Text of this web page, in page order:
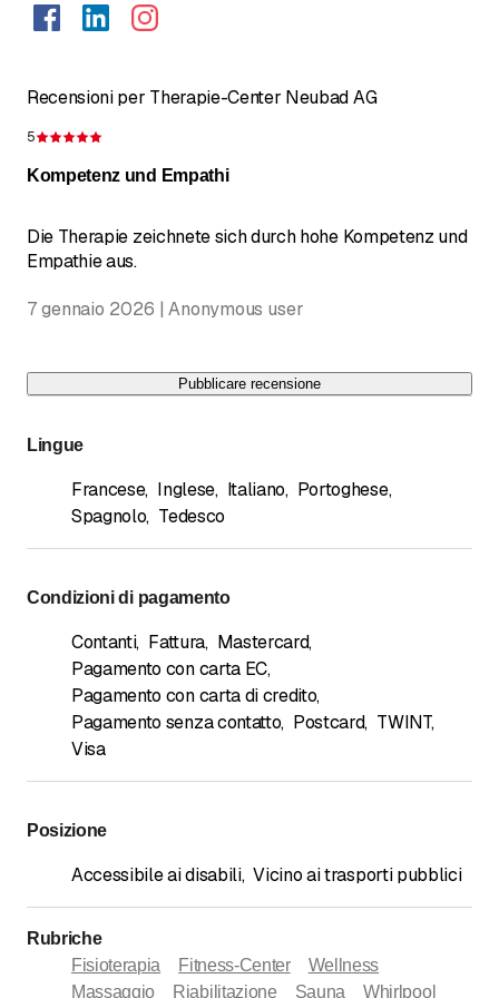
Recensioni per Therapie-Center Neubad AG
5
Kompetenz und Empathi
Die Therapie zeichnete sich durch hohe Kompetenz und
Empathie aus.
7 gennaio 2026 | Anonymous user
Pubblicare recensione
Lingue
Francese, Inglese, Italiano, Portoghese,
Spagnolo, Tedesco
Condizioni di pagamento
Contanti, Fattura, Mastercard,
Pagamento con carta EC,
Pagamento con carta di credito,
Pagamento senza contatto, Postcard, TWINT,
Visa
Posizione
Accessibile ai disabili, Vicino ai trasporti pubblici
Rubriche
Fisioterapia
Fitness-Center
Wellness
Massaggio
Riabilitazione Sauna Whirlpool